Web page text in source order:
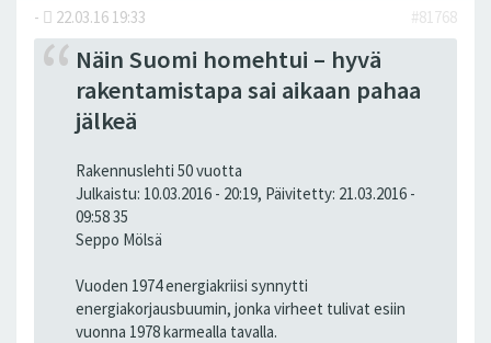
- 22.03.16 19:33 #81768
Näin Suomi homehtui – hyvä
rakentamistapa sai aikaan pahaa
jälkeä
Rakennuslehti 50 vuotta
Julkaistu: 10.03.2016 - 20:19, Päivitetty: 21.03.2016 -
09:58 35
Seppo Mölsä
Vuoden 1974 energiakriisi synnytti
energiakorjausbuumin, jonka virheet tulivat esiin
vuonna 1978 karmealla tavalla.